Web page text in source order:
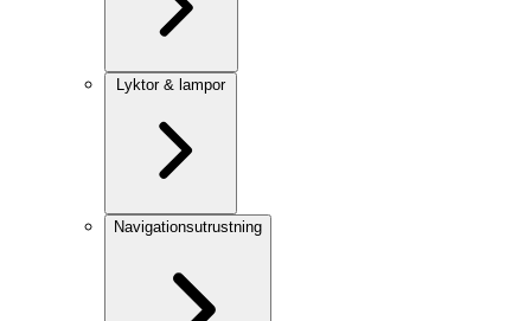
Lyktor & lampor
Navigationsutrustning